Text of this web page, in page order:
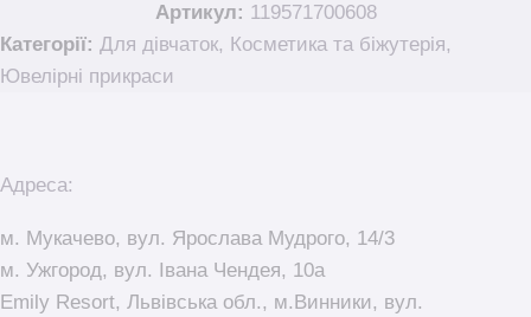
Артикул: 119571700608
Категорії: Для дівчаток, Косметика та біжутерія,
Ювелірні прикраси
Адреса:
м. Мукачево, вул. Ярослава Мудрого, 14/3
м. Ужгород, вул. Івана Чендея, 10а
Emily Resort, Львівська обл., м.Винники, вул.